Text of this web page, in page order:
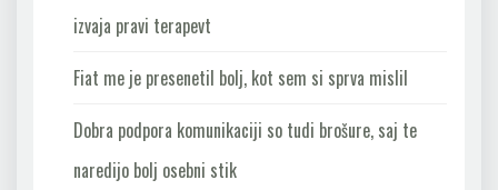
izvaja pravi terapevt
Fiat me je presenetil bolj, kot sem si sprva mislil
Dobra podpora komunikaciji so tudi brošure, saj te
naredijo bolj osebni stik